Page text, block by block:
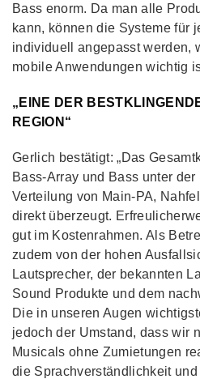
Bass enorm. Da man alle
kann, können die Systeme für
individuell angepasst werden,
mobile Anwendungen wichtig
„EINE DER
REGION“
Gerlich bestätigt: „Das
Bass-Array und Bass unter
Verteilung von Main-PA,
direkt überzeugt.
gut im Kostenrahmen. Als
zudem von der hohen
Lautsprecher, der bekannten
Sound Produkte und dem
Die in unseren Augen
jedoch der Umstand, dass wir
Musicals ohne Zumietungen
die Sprachverständlichkeit